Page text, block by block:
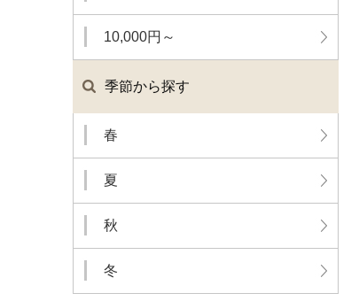
10,000円～
季節から探す
春
夏
秋
冬